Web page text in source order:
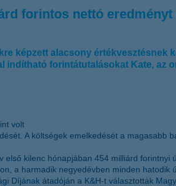
forintos nettó
képzett alacsony értékvesztésnek
forintátutalásokat Kate, az
volt
A költségek emelkedését a magasabb
kilenc hónapjában 454 milliárd forintnyi
a harmadik negyedévben minden hatodik
Díjának átadóján a K&H-t választották